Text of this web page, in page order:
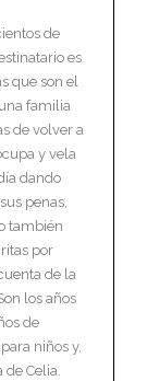
de
es
que son el
familia
de volver a
y vela
dando
penas,
también
por
de la
los años
de
niños y,
de Celia.